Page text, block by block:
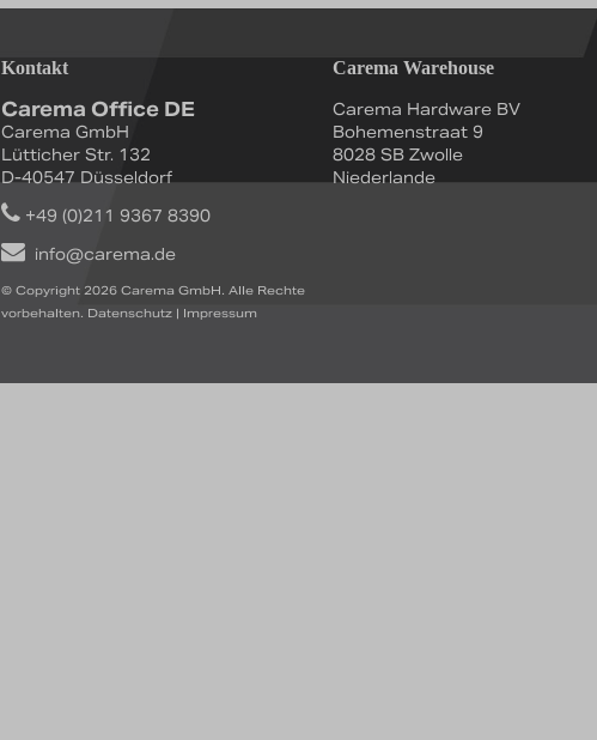
Kontakt
Carema Office DE
Carema GmbH
Lütticher Str. 132
D-40547 Düsseldorf
+49 (0)211 9367 8390
info@carema.de
© Copyright 2026 Carema GmbH. Alle Rechte
vorbehalten. Datenschutz | Impressum
Carema Warehouse
Carema Hardware BV
Bohemenstraat 9
8028 SB Zwolle
Niederlande